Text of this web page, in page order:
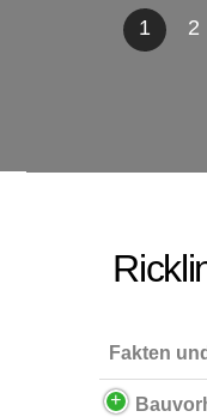
1 2
Fakten